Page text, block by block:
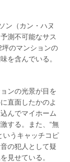
ン（カン・ハヌ
測不可能なサス
坪のマンションの
を含んでいる。
ンの光景が目を
直面したかのよ
んでマイホーム
する。また、“無
いうキャッチコピ
の犯人として疑
見せている。